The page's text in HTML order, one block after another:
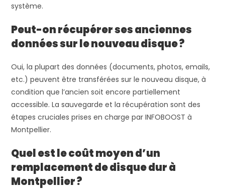
système.
Peut-on récupérer ses anciennes
données sur le nouveau disque ?
Oui, la plupart des données (documents, photos, emails,
etc.) peuvent être transférées sur le nouveau disque, à
condition que l’ancien soit encore partiellement
accessible. La sauvegarde et la récupération sont des
étapes cruciales prises en charge par INFOBOOST à
Montpellier.
Quel est le coût moyen d’un
remplacement de disque dur à
Montpellier ?